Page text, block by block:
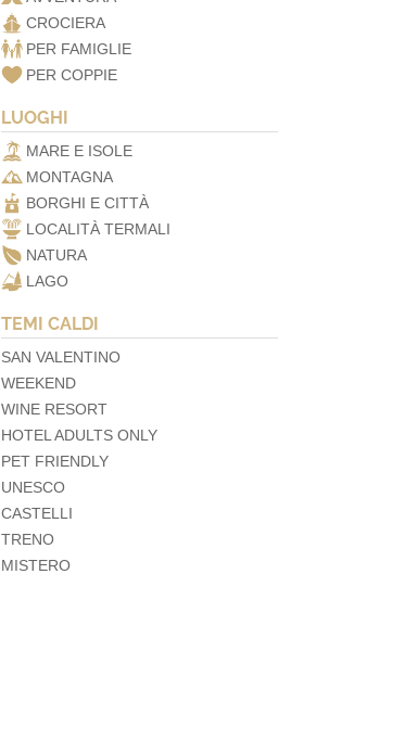
CROCIERA
PER FAMIGLIE
PER COPPIE
LUOGHI
MARE E ISOLE
MONTAGNA
BORGHI E CITTÀ
LOCALITÀ TERMALI
NATURA
LAGO
TEMI CALDI
SAN VALENTINO
WEEKEND
WINE RESORT
HOTEL ADULTS ONLY
PET FRIENDLY
UNESCO
CASTELLI
TRENO
MISTERO